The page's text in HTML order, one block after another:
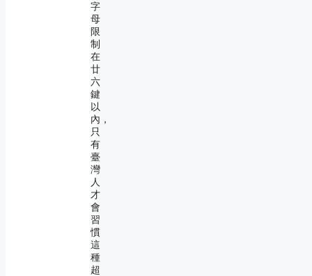
字
母
限
制
在
廿
六
鍵
以
內，
只
有
臺
灣
人
才
會
習
慣
這
種
超